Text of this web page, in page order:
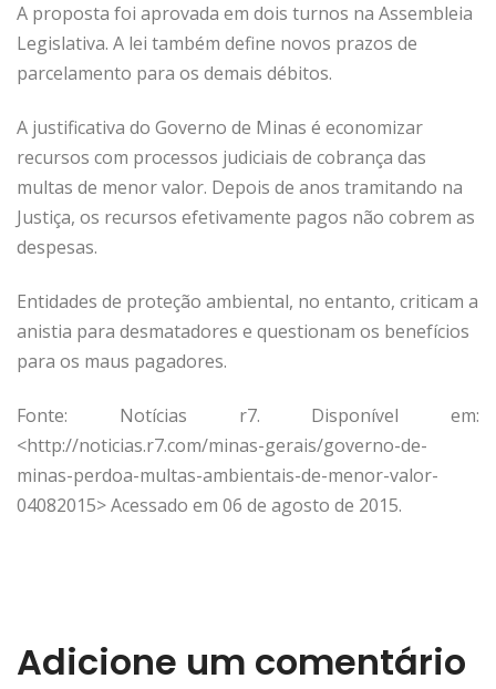
A proposta foi aprovada em dois turnos na Assembleia
Legislativa. A lei também define novos prazos de
parcelamento para os demais débitos.
A justificativa do Governo de Minas é economizar
recursos com processos judiciais de cobrança das
multas de menor valor. Depois de anos tramitando na
Justiça, os recursos efetivamente pagos não cobrem as
despesas.
Entidades de proteção ambiental, no entanto, criticam a
anistia para desmatadores e questionam os benefícios
para os maus pagadores.
Fonte: Notícias r7. Disponível em:
<http://noticias.r7.com/minas-gerais/governo-de-
minas-perdoa-multas-ambientais-de-menor-valor-
04082015> Acessado em 06 de agosto de 2015.
Adicione um comentário